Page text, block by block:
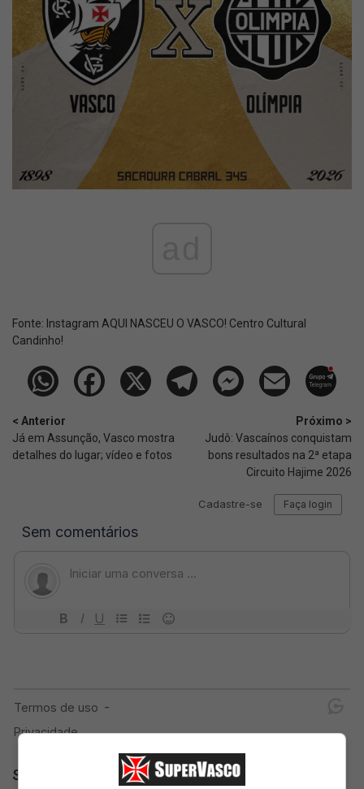
Fonte: Instagram AQUI NASCEU O VASCO! Centro Cultural
Candinho!
< Anterior
Já em Assunção, Vasco mostra
detalhes do lugar; vídeo e fotos
Próximo >
Judô: Vascaínos conquistam
bons resultados na 2ª etapa
Circuito Hajime 2026
SuperVasco